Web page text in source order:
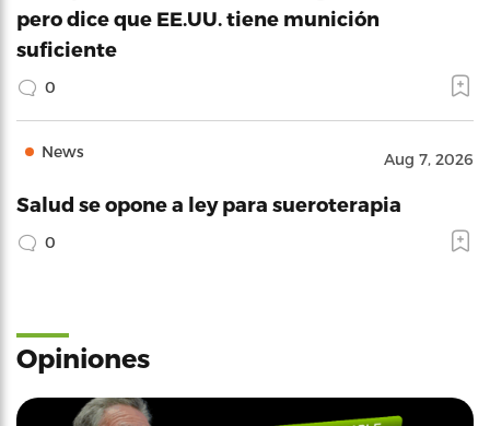
pero dice que EE.UU. tiene munición
suficiente
0
News Aug 7, 2026
Salud se opone a ley para sueroterapia
0
Opiniones